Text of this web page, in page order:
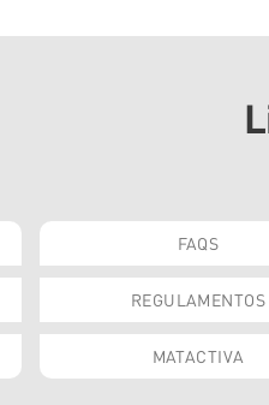
FAQS
REGULAMENTOS
MATACTIVA